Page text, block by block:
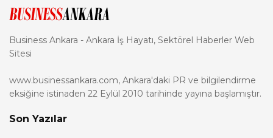
Business Ankara - Ankara İş Hayatı, Sektörel Haberler Web
Sitesi
www.businessankara.com, Ankara'daki PR ve bilgilendirme
eksiğine istinaden 22 Eylül 2010 tarihinde yayına başlamıştır.
Son Yazılar